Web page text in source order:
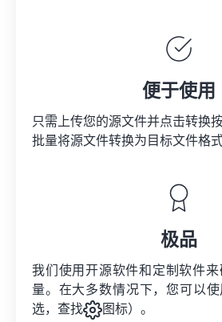
便于使用
只需上传您的源文件并点击转换
批量将源文件转换为目标文件格式
极品
我们使用开源软件和定制软件
量。在大多数情况下，您可以
选，查找
图标）。